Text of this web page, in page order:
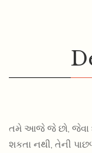
તમે આજે જે છો, જેવા
શકતા નથી, તેની